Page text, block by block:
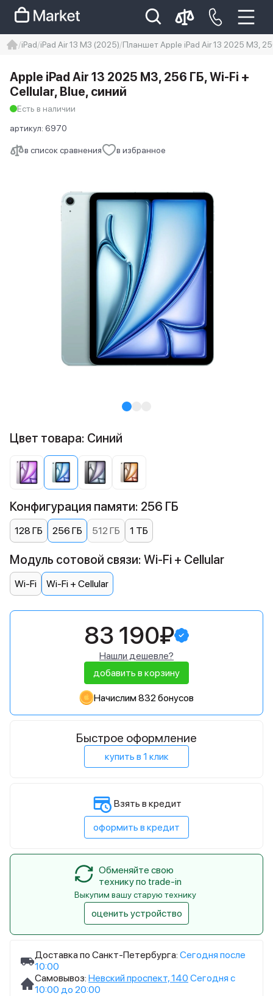
Iphone 14 pro max
айфон 14
iPad iPad Air 13 M3 (2025) Планшет Apple iPad Air 13 2025 M3,
в список сравнения в избранное
Apple iPad Air 13 2025 M3, 256 ГБ, Wi-Fi +
Cellular, Blue, синий
Есть в наличии
артикул: 6970
Доставка по Санкт-Петербурга: Сегодня после
10:00
Самовывоз: Невский проспект, 140 Сегодня с
10:00 до 20:00
Цвет товара: Синий
Конфигурация памяти: 256 ГБ
128 ГБ 256 ГБ 512 ГБ 1 ТБ
Модуль сотовой связи: Wi-Fi + Cellular
Wi-Fi Wi-Fi + Cellular
83 190₽
Нашли дешевле?
добавить в корзину
Начислим 832 бонусов
Быстрое оформление
купить в 1 клик
Взять в кредит
оформить в кредит
Обменяйте свою
технику по trade-in
Выкупим вашу старую технику
оценить устройство